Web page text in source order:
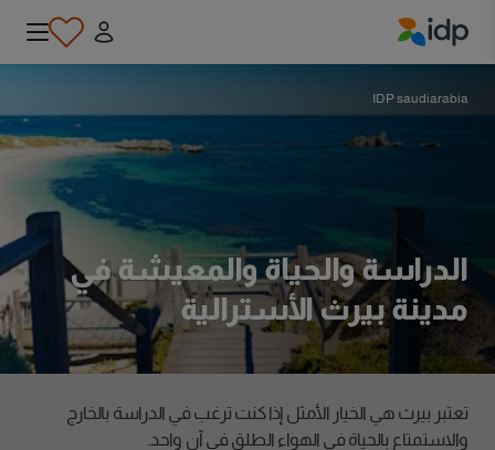
IDP saudiarabia
الدراسة والحياة والمعيشة في
مدينة بيرث الأسترالية
تعتبر بيرث هي الخيار الأمثل إذا كنت ترغب في الدراسة بالخارج
والاستمتاع بالحياة في الهواء الطلق في آن واحد.